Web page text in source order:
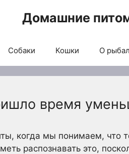
Домашние
Собаки Кошки О
время
когда мы понимаем, что
распознавать это,